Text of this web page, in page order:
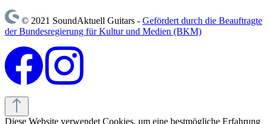
© 2021 SoundAktuell Guitars - Gefördert durch die Beauftragte
der Bundesregierung für Kultur und Medien (BKM)
Diese Website verwendet Cookies, um eine bestmögliche Erfahrung